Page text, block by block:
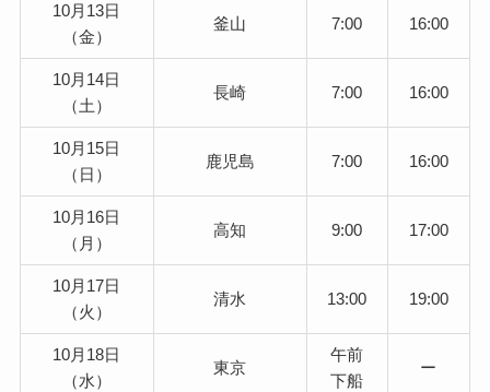
10月13日
（金）
釜山 7:00 16:00
10月14日
（土）
長崎 7:00 16:00
10月15日
（日）
鹿児島 7:00 16:00
10月16日
（月）
高知 9:00 17:00
10月17日
（火）
清水 13:00 19:00
10月18日
（水）
東京
午前
下船
ー